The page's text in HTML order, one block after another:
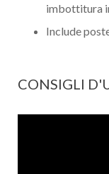
imbottitura
Include
CONSIGLI